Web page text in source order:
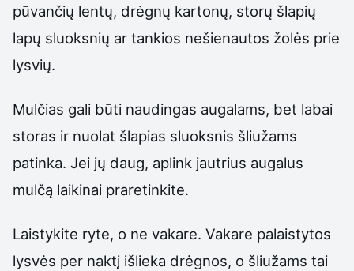
pūvančių lentų, drėgnų kartonų, storų šlapių
lapų sluoksnių ar tankios nešienautos žolės prie
lysvių.
Mulčias gali būti naudingas augalams, bet labai
storas ir nuolat šlapias sluoksnis šliužams
patinka. Jei jų daug, aplink jautrius augalus
mulčą laikinai praretinkite.
Laistykite ryte, o ne vakare. Vakare palaistytos
lysvės per naktį išlieka drėgnos, o šliužams tai